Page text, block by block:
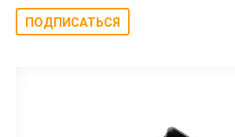
ПОДПИСАТЬСЯ